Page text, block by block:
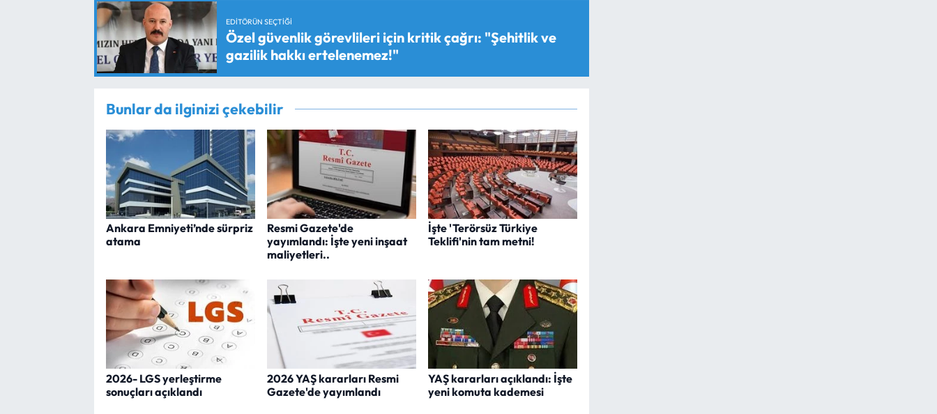
EDITÖRÜN SEÇTIĞI
Özel güvenlik görevlileri için kritik çağrı: "Şehitlik ve
gazilik hakkı ertelenemez!"
Bunlar da ilginizi çekebilir
Ankara Emniyeti’nde sürpriz
atama
Resmi Gazete'de
yayımlandı: İşte yeni inşaat
maliyetleri..
İşte 'Terörsüz Türkiye
Teklifi'nin tam metni!
2026- LGS yerleştirme
sonuçları açıklandı
2026 YAŞ kararları Resmi
Gazete'de yayımlandı
YAŞ kararları açıklandı: İşte
yeni komuta kademesi